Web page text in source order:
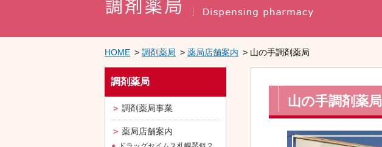
HOME 調剤薬局 薬局店舗案内 山の手調剤薬局
山の手調剤薬局
調剤薬局
調剤薬局事業
薬局店舗案内